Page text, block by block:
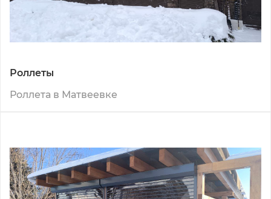
Роллеты
Роллета в Матвеевке